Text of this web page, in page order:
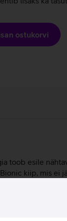
ostukorvi
toob esile
kiip, mis ei
käimine. 12
alati